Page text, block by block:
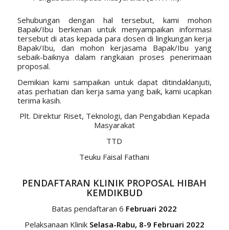
Sehubungan dengan hal tersebut, kami mohon
Bapak/Ibu berkenan untuk menyampaikan informasi
tersebut di atas kepada para dosen di lingkungan kerja
Bapak/Ibu, dan mohon kerjasama Bapak/Ibu yang
sebaik-baiknya dalam rangkaian proses penerimaan
proposal.
Demikian kami sampaikan untuk dapat ditindaklanjuti,
atas perhatian dan kerja sama yang baik, kami ucapkan
terima kasih.
Plt. Direktur Riset, Teknologi, dan Pengabdian Kepada
Masyarakat
TTD
Teuku Faisal Fathani
PENDAFTARAN KLINIK PROPOSAL HIBAH
KEMDIKBUD
Batas pendaftaran 6 Februari 2022
Pelaksanaan Klinik Selasa-Rabu, 8-9 Februari 2022